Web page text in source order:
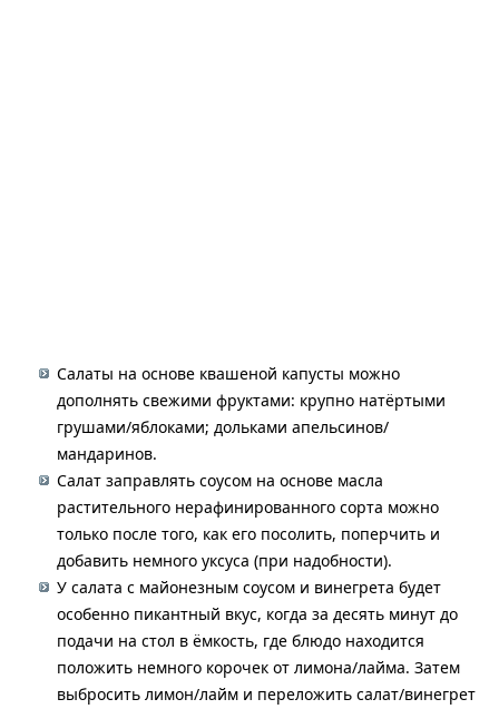
Салаты на основе квашеной капусты можно
дополнять свежими фруктами: крупно натёртыми
грушами/яблоками; дольками апельсинов/
мандаринов.
Салат заправлять соусом на основе масла
растительного нерафинированного сорта можно
только после того, как его посолить, поперчить и
добавить немного уксуса (при надобности).
У салата с майонезным соусом и винегрета будет
особенно пикантный вкус, когда за десять минут до
подачи на стол в ёмкость, где блюдо находится
положить немного корочек от лимона/лайма. Затем
выбросить лимон/лайм и переложить салат/винегрет